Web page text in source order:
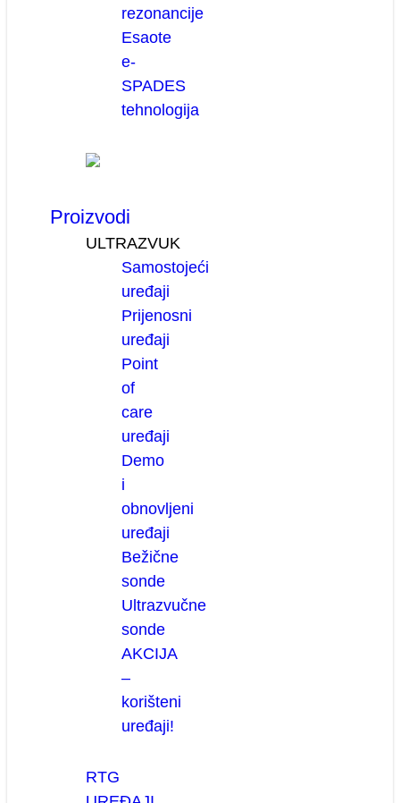
rezonancije
Esaote
e-
SPADES
tehnologija
Proizvodi
ULTRAZVUK
Samostojeći
uređaji
Prijenosni
uređaji
Point
of
care
uređaji
Demo
i
obnovljeni
uređaji
Bežične
sonde
Ultrazvučne
sonde
AKCIJA
–
korišteni
uređaji!
RTG